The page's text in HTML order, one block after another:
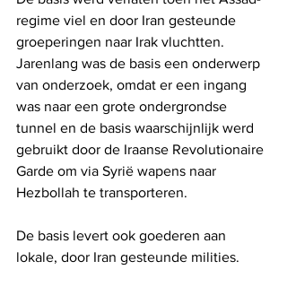
regime viel en door Iran gesteunde
groeperingen naar Irak vluchtten.
Jarenlang was de basis een onderwerp
van onderzoek, omdat er een ingang
was naar een grote ondergrondse
tunnel en de basis waarschijnlijk werd
gebruikt door de Iraanse Revolutionaire
Garde om via Syrië wapens naar
Hezbollah te transporteren.
De basis levert ook goederen aan
lokale, door Iran gesteunde milities.